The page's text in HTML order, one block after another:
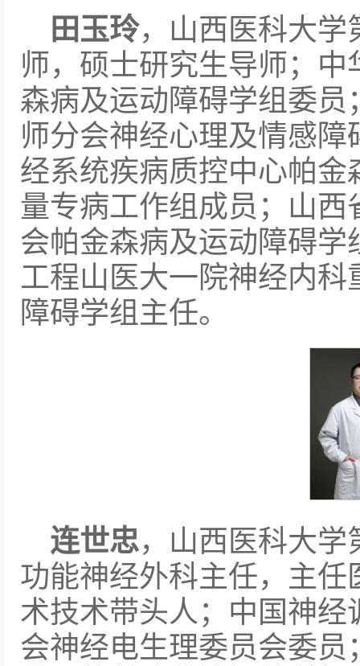
田玉玲，山西医科大学
师，硕士研究生导师；
森病及运动障碍学组委
师分会神经心理及情感
经系统疾病质控中心帕
量专病工作组成员；山
会帕金森病及运动障碍学
工程山医大一院神经内
障碍学组主任。
连世忠，山西医科大
功能神经外科主任，主
术技术带头人；中国神
会神经电生理委员会委